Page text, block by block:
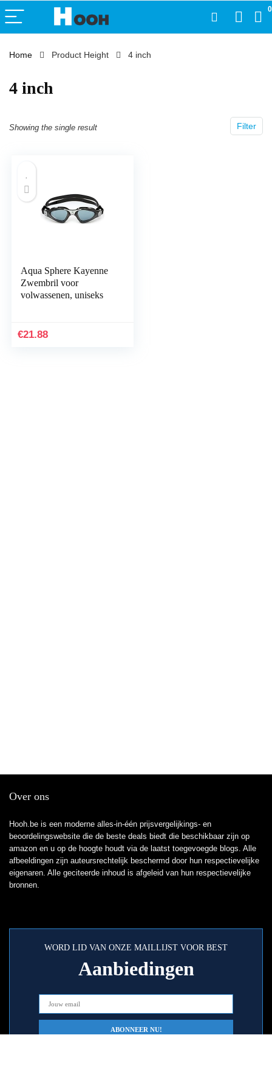
0
Home Product Height ‎4 inch
‎4 inch
Filter
Showing the single result
Aqua Sphere Kayenne
Zwembril voor
volwassenen, uniseks
€21.88
Over ons
Hooh.be is een moderne alles-in-één prijsvergelijkings- en
beoordelingswebsite die de beste deals biedt die beschikbaar zijn op
amazon en u op de hoogte houdt via de laatst toegevoegde blogs. Alle
afbeeldingen zijn auteursrechtelijk beschermd door hun respectievelijke
eigenaren. Alle geciteerde inhoud is afgeleid van hun respectievelijke
bronnen.
WORD LID VAN ONZE MAILLIJST VOOR BEST
Aanbiedingen